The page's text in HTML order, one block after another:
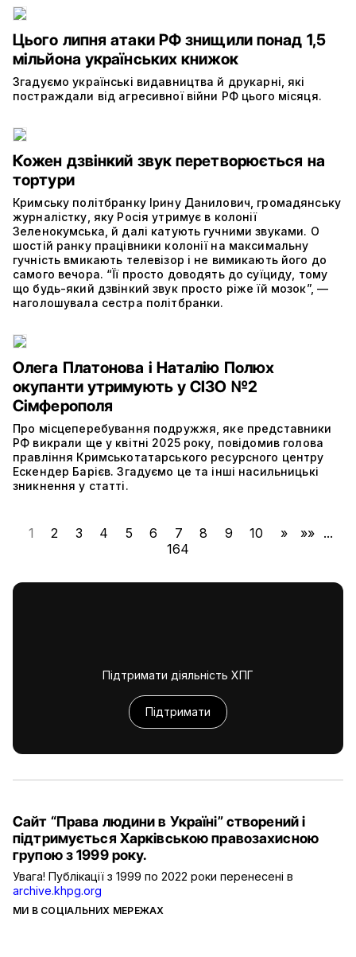
Цього липня атаки РФ знищили понад 1,5
мільйона українських книжок
Згадуємо українські видавництва й друкарні, які
постраждали від агресивної війни РФ цього місяця.
Кожен дзвінкий звук перетворюється на
тортури
Кримську політбранку Ірину Данилович, громадянську
журналістку, яку Росія утримує в колонії
Зеленокумська, й далі катують гучними звуками. О
шостій ранку працівники колонії на максимальну
гучність вмикають телевізор і не вимикають його до
самого вечора. “Її просто доводять до суїциду, тому
що будь-який дзвінкий звук просто ріже їй мозок”, —
наголошувала сестра політбранки.
Олега Платонова і Наталію Полюх
окупанти утримують у СІЗО №2
Сімферополя
Про місцеперебування подружжя, яке представники
РФ викрали ще у квітні 2025 року, повідомив голова
правління Кримськотатарського ресурсного центру
Ескендер Барієв. Згадуємо це та інші насильницькі
зникнення у статті.
1 2 3 4 5 6 7 8 9 10 » »» ...
164
Підтримати діяльність ХПГ
Підтримати
МИ В СОЦІАЛЬНИХ МЕРЕЖАХ
Сайт “Права людини в Україні” створений і
підтримується Харківською правозахисною
групою з 1999 року.
Увага! Публікації з 1999 по 2022 роки перенесені в
archive.khpg.org